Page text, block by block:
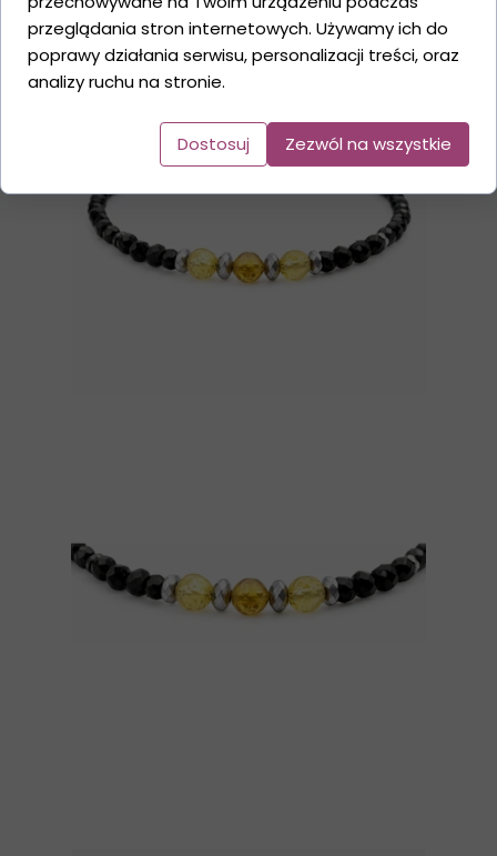
przeglądania stron internetowych. Używamy ich do
poprawy działania serwisu, personalizacji treści, oraz
analizy ruchu na stronie.
Dostosuj Zezwól na wszystkie